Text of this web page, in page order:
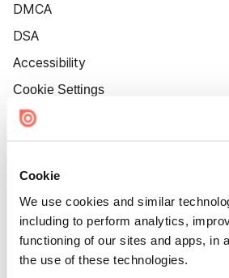
Cookie
We use cookies and similar
including to perform analytics,
functioning of our sites and apps, in
the use of these technologies.
DMCA
DSA
Accessibility
Cookie Settings